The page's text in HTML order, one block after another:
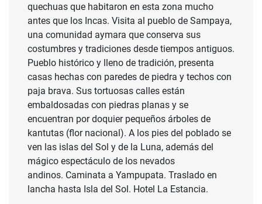
quechuas que habitaron en esta zona mucho
antes que los Incas. Visita al pueblo de Sampaya,
una comunidad aymara que conserva sus
costumbres y tradiciones desde tiempos antiguos.
Pueblo histórico y lleno de tradición, presenta
casas hechas con paredes de piedra y techos con
paja brava. Sus tortuosas calles están
embaldosadas con piedras planas y se
encuentran por doquier pequeños árboles de
kantutas (flor nacional). A los pies del poblado se
ven las islas del Sol y de la Luna, además del
mágico espectáculo de los nevados
andinos. Caminata a Yampupata. Traslado en
lancha hasta Isla del Sol. Hotel La Estancia.